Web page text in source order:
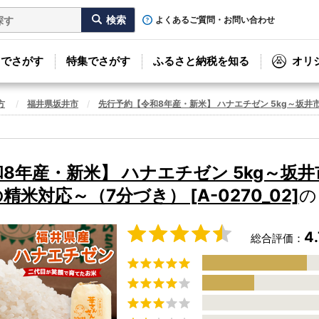
よくあるご質問・お問い合わせ
さがす 特集でさがす ふるさと納税を知る オリ
福井県坂井市 先行予約【令和8年産・新米】 ハナエチゼン 5kg～坂
年産・新米】 ハナエチゼン 5kg～坂
米対応～（7分づき） [A-0270_02]
総合評価：